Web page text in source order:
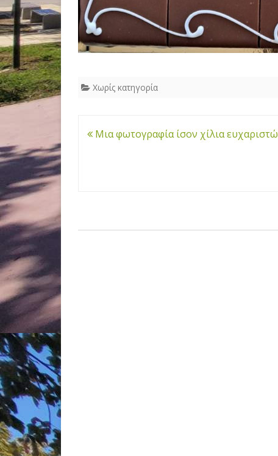
Χωρίς κατηγορία
Πλοήγηση
Μια φωτογραφία ίσον χίλια ευχαριστώ